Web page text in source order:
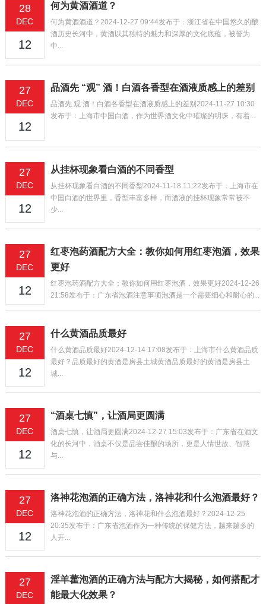
28
DEC
12
何为黄酒酒道？
何为黄酒酒道？2024-12-27 09:44发布于：浙江省在中国悠久的酿
酒历史长河中，黄酒以其独特的魅力和深厚的文化底蕴，被誉为
中...
27
DEC
12
品酒先 “观” 酒！白酒各香型在酒液质感上的差别
品酒先 观 酒！白酒各香型在酒液质感上的差别2024-11-27 10:30
发布于：上海市中国白酒，作为世界酒文化中璀璨的明珠，有着...
27
DEC
12
从挂杯现象看白酒的不同香型
从挂杯现象看白酒的不同香型2024-11-18 11:22发布于：上海市在
中国白酒的世界里，香型丰富多样，而酒液的挂杯现象常常被不
少...
27
DEC
12
红枣泡药酒配方大全：教你如何用红枣泡酒，效果
更好
红枣泡药酒配方大全：教你如何用红枣泡酒，效果更好2024-12-26
21:58发布于：广东省泡酒注意事项泡酒是一个需要细心和耐心的...
27
DEC
12
什么黄酒品质最好
什么黄酒品质最好2024-12-14 17:08发布于：上海市什么黄酒品质
最好？品质最好的黄酒是房县土城黄酒品质最好的黄酒是房县土
城...
27
DEC
12
“酒桌七慎”，让酒局更圆满
酒桌七慎，让酒局更圆满2024-12-27 15:03发布于：广东省在酒文
化的长河中，酒桌不仅是品尝佳酿的场所，更是人情世故、智慧
与...
27
DEC
12
洛神花泡酒的正确方法，洛神花和什么泡酒最好？
洛神花泡酒的正确方法，洛神花和什么泡酒最好？2024-12-25
20:35发布于：广东省泡酒作为一种传统的保健方法，越来越多的
人开...
27
DEC
淫羊藿泡酒的正确方法与配方大揭秘，如何搭配才
能最大化效果？